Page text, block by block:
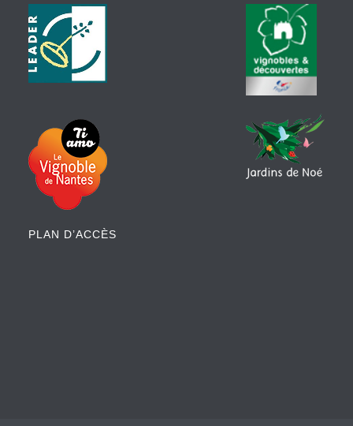
PLAN D’ACCÈS